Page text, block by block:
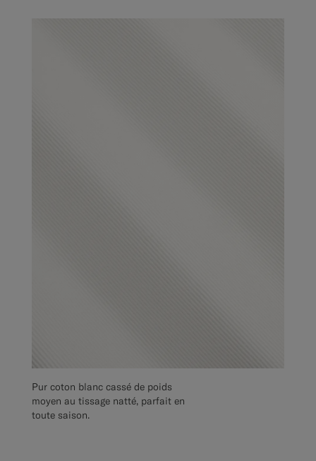
Pur coton blanc cassé de poids
moyen au tissage natté, parfait en
toute saison.